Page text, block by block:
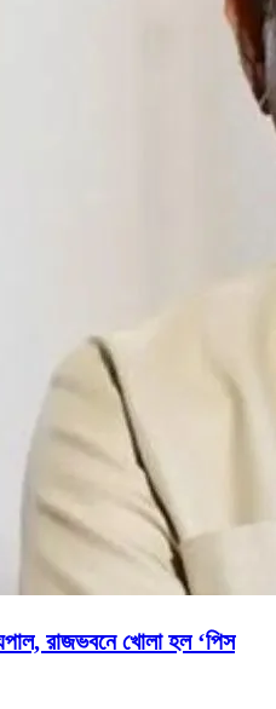
রাজভবনে খোলা হল ‘পিস